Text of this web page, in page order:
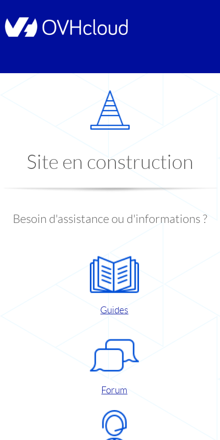
Site en construction
Besoin d'assistance ou d'informations ?
Guides
Forum